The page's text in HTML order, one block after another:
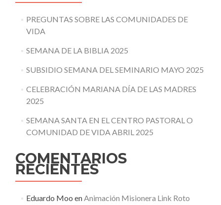
PREGUNTAS SOBRE LAS COMUNIDADES DE
VIDA
SEMANA DE LA BIBLIA 2025
SUBSIDIO SEMANA DEL SEMINARIO MAYO 2025
CELEBRACIÓN MARIANA DÍA DE LAS MADRES
2025
SEMANA SANTA EN EL CENTRO PASTORAL O
COMUNIDAD DE VIDA ABRIL 2025
COMENTARIOS
RECIENTES
Eduardo Moo enAnimación Misionera Link Roto